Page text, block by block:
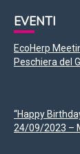
EVENTI
EcoHerp
Peschiera del
“Happy
24/09/2023 –